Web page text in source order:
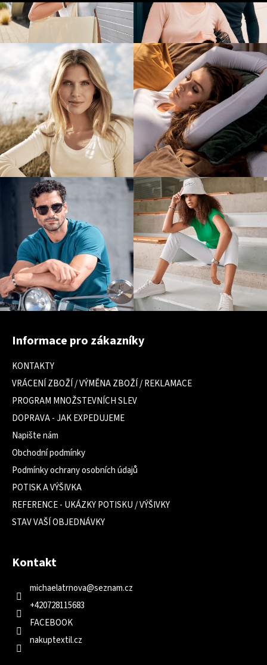
Z
Informace pro zákazníky
KONTAKTY
VRÁCENÍ ZBOŽÍ / VÝMĚNA ZBOŽÍ / REKLAMACE
PROGRAM MNOŽSTEVNÍCH SLEV
DOPRAVA - JAK EXPEDUJEME
Napište nám
Obchodní podmínky
Podmínky ochrany osobních údajů
POTISK A VÝŠIVKA
REFERENCE - UKÁZKY POTISKU / VÝŠIVKY
STAV VAŠÍ OBJEDNÁVKY
Kontakt
michaelatrnova@seznam.cz
+420728115683
FACEBOOK
nakuptextil.cz